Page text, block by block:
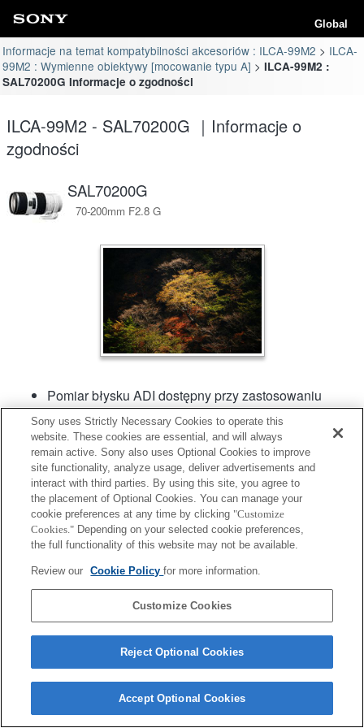
Global
Informacje na temat kompatybilności akcesoriów : ILCA-99M2
ILCA-
99M2 : Wymienne obiektywy [mocowanie typu A]
ILCA-99M2 :
SAL70200G Informacje o zgodności
ILCA-99M2 - SAL70200G ｜Informacje o
zgodności
SAL70200G
70-200mm F2.8 G
Pomiar błysku ADI dostępny przy zastosowaniu
lamp HVL-F56AM, HVL-F36AM firmy Sony oraz
lamp 5600HS(D), 3600HS(D) i 2500(D) firmy Konica
Minolta.
Podczas nagrywania filmu z użyciem autofokusu
dźwięk pracy obiektywu może się również nagrać.
Sony uses Strictly Necessary Cookies to operate this
website. These cookies are essential, and will always
remain active. Sony also uses Optional Cookies to improve
site functionality, analyze usage, deliver advertisements and
interact with third parties. By using this site, you agree to
the placement of Optional Cookies. You can manage your
cookie preferences at any time by clicking "Customize
Cookies." Depending on your selected cookie preferences,
the full functionality of this website may not be available.
Review our Cookie Policyfor more information.
Customize Cookies
Reject Optional Cookies
Accept Optional Cookies